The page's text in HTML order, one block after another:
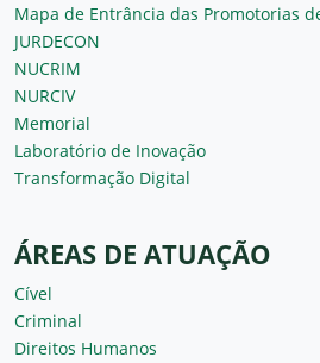
Mapa de Entrância das Promotorias
JURDECON
NUCRIM
NURCIV
Memorial
Laboratório de Inovação
Transformação Digital
ÁREAS DE ATUAÇÃO
Cível
Criminal
Direitos Humanos